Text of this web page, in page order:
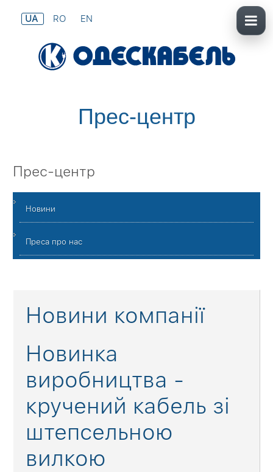
UA RO EN
Прес-центр
Прес-центр
Новини
Преса про нас
Новини компанії
Новинка
виробництва -
кручений кабель зі
штепсельною
вилкою